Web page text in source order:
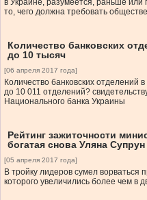
в Украине, разумеется, раньше или
то, чего должна требовать
Количество банковских
до 10 тысяч
[06 апреля 2017 года]
Количество банковских отделений
до 10 011 отделений?
Национального банка Украины
Рейтинг зажиточности
богатая снова Уляна Супрун
[05 апреля 2017 года]
В тройку лидеров сумел
которого увеличились более чем в